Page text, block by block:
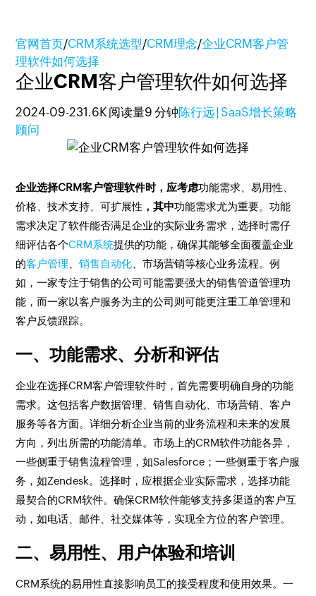
官网首页/CRM系统选型/CRM理念/企业CRM客户管
理软件如何选择
企业CRM客户管理软件如何选择
2024-09-231.6K 阅读量9 分钟陈行远 | SaaS增长策略
顾问
企业选择CRM客户管理软件时，应考虑功能需求、易用性、
价格、技术支持、可扩展性 ，其中功能需求尤为重要。功能
需求决定了软件能否满足企业的实际业务需求，选择时需仔
细评估各个CRM系统提供的功能，确保其能够全面覆盖企业
的客户管理 、销售自动化 、市场营销等核心业务流程。例
如，一家专注于销售的公司可能需要强大的销售管道管理功
能，而一家以客户服务为主的公司则可能更注重工单管理和
客户反馈跟踪。
一、功能需求、分析和评估
企业在选择CRM客户管理软件时，首先需要明确自身的功能
需求。这包括客户数据管理、销售自动化、市场营销、客户
服务等各方面。详细分析企业当前的业务流程和未来的发展
方向，列出所需的功能清单。市场上的CRM软件功能各异，
一些侧重于销售流程管理，如Salesforce；一些侧重于客户服
务，如Zendesk。选择时，应根据企业实际需求，选择功能
最契合的CRM软件。确保CRM软件能够支持多渠道的客户互
动，如电话、邮件、社交媒体等，实现全方位的客户管理。
二、易用性、用户体验和培训
CRM系统的易用性直接影响员工的接受程度和使用效果。一